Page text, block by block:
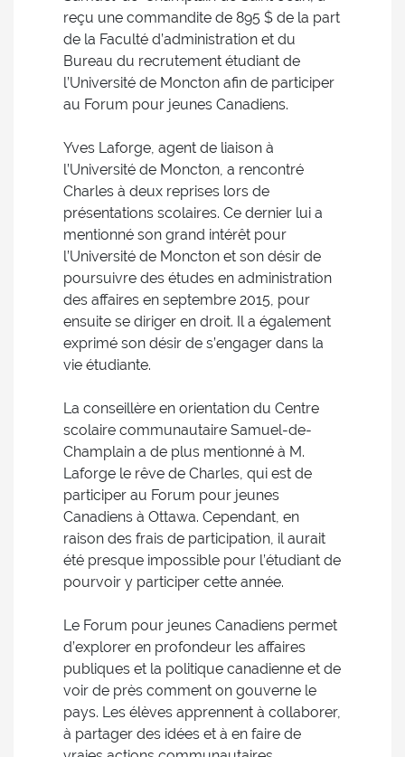
reçu une commandite de 895 $ de la part
de la Faculté d’administration et du
Bureau du recrutement étudiant de
l’Université de Moncton afin de participer
au Forum pour jeunes Canadiens.
Yves Laforge, agent de liaison à
l’Université de Moncton, a rencontré
Charles à deux reprises lors de
présentations scolaires. Ce dernier lui a
mentionné son grand intérêt pour
l’Université de Moncton et son désir de
poursuivre des études en administration
des affaires en septembre 2015, pour
ensuite se diriger en droit. Il a également
exprimé son désir de s’engager dans la
vie étudiante.
La conseillère en orientation du Centre
scolaire communautaire Samuel-de-
Champlain a de plus mentionné à M.
Laforge le rêve de Charles, qui est de
participer au Forum pour jeunes
Canadiens à Ottawa. Cependant, en
raison des frais de participation, il aurait
été presque impossible pour l’étudiant de
pourvoir y participer cette année.
Le Forum pour jeunes Canadiens permet
d’explorer en profondeur les affaires
publiques et la politique canadienne et de
voir de près comment on gouverne le
pays. Les élèves apprennent à collaborer,
à partager des idées et à en faire de